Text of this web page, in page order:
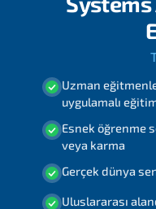
Uzman
uygulamalı
Esnek öğrenme
veya karma
Gerçek dünya
Uluslararası